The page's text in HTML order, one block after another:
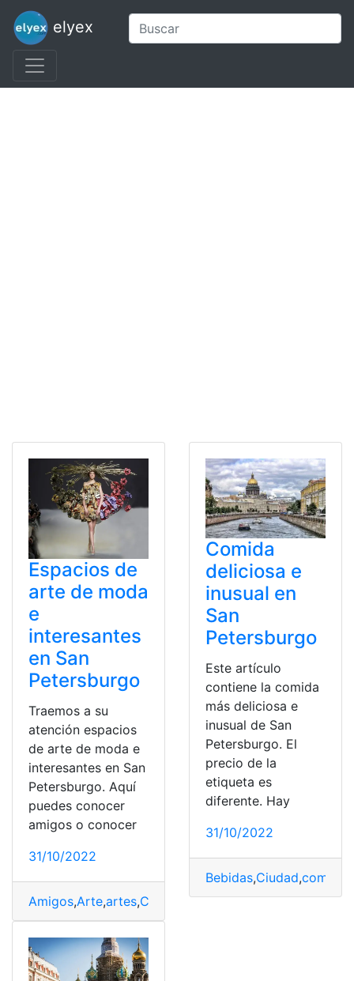
elyex
Espacios de
arte de moda
e
interesantes
en San
Petersburgo
Traemos a su
atención espacios
de arte de moda e
interesantes en San
Petersburgo. Aquí
puedes conocer
amigos o conocer
31/10/2022
Amigos,Arte,artes,Ciudad Dependencias,Holanda,
Comida
deliciosa e
inusual en
San
Petersburgo
Este artículo
contiene la comida
más deliciosa e
inusual de San
Petersburgo. El
precio de la
etiqueta es
diferente. Hay
31/10/2022
Bebidas,Ciudad,comidas